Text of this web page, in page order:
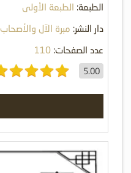
الطبعة: الطبعة الأولى
دار النشر: مبرة الآل والأصحاب
عدد الصفحات: 110
5.00